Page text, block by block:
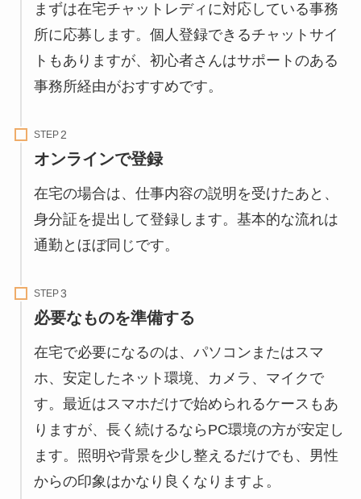
まずは在宅チャットレディに対応している事務
所に応募します。個人登録できるチャットサイ
トもありますが、初心者さんはサポートのある
事務所経由がおすすめです。
STEP
オンラインで登録
在宅の場合は、仕事内容の説明を受けたあと、
身分証を提出して登録します。基本的な流れは
通勤とほぼ同じです。
STEP
必要なものを準備する
在宅で必要になるのは、パソコンまたはスマ
ホ、安定したネット環境、カメラ、マイクで
す。最近はスマホだけで始められるケースもあ
りますが、長く続けるならPC環境の方が安定し
ます。照明や背景を少し整えるだけでも、男性
からの印象はかなり良くなりますよ。